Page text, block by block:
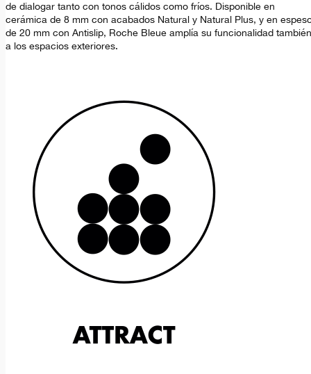
de dialogar tanto con tonos cálidos como fríos. Disponible en
cerámica de 8 mm con acabados Natural y Natural Plus, y en
de 20 mm con Antislip, Roche Bleue amplía su funcionalidad también
a los espacios exteriores.